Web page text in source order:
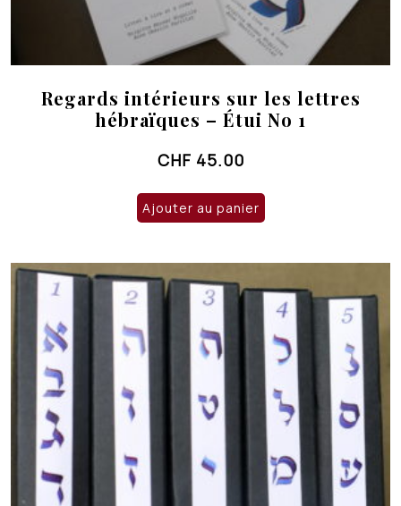
Regards intérieurs sur les lettres
hébraïques – Étui No 1
CHF 45.00
Ajouter au panier